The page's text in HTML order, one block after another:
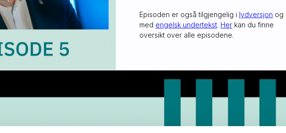
Episoden er også tilgjengelig i lydversjon og
med engelsk undertekst. Her kan du finne
oversikt over alle episodene.